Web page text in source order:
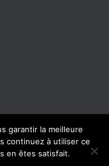
droits réservés |
garantir la meilleure
continuez à utiliser ce
en êtes satisfait.